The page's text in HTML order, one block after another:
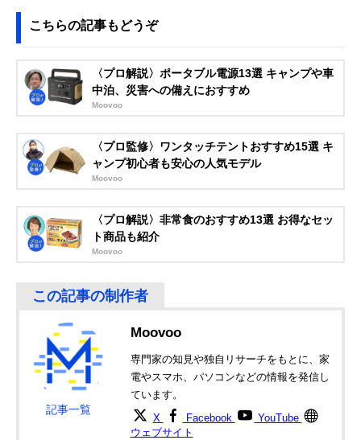
こちらの記事もどうぞ
〈プロ解説〉ポータブル電源13選 キャンプや車
中泊、災害への備えにおすすめ
Moovoo
〈プロ監修〉ワンタッチテントおすすめ15選 キ
ャンプ初心者も安心の人気モデル
Moovoo
〈プロ解説〉非常食のおすすめ13選 お得なセッ
ト商品も紹介
Moovoo
記事一覧
Moovoo
専門家の知見や独自リサーチをもとに、家
電やスマホ、パソコンなどの情報を発信し
ています。
X Facebook
YouTube
ウェブサイト